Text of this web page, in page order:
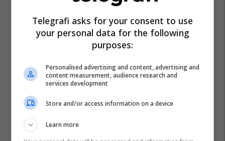
Telegrafi asks for your consent to use
your personal data for the following
purposes:
Personalised advertising and content, advertising and
content measurement, audience research and
services development
Store and/or access information on a device
Learn more